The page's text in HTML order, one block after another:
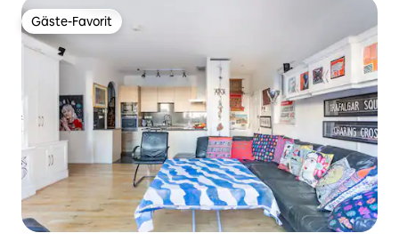
Gäste-Favorit
Gäste-Favorit